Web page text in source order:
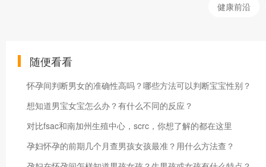
健康前沿
随便看看
怀孕间判断男女的准确性高吗？哪些方法可以判断宝宝性别？
想知道男宝女宝怎么办？有什么不同的反应？
对比fsac和南加州生殖中心，scrc，你想了解的都在这里
孕妇怀孕的前期几个月查男孩女孩最准？用什么方法查？